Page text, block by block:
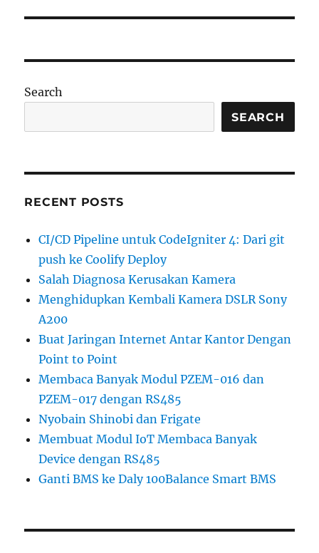
Search
SEARCH
RECENT POSTS
CI/CD Pipeline untuk CodeIgniter 4: Dari git
push ke Coolify Deploy
Salah Diagnosa Kerusakan Kamera
Menghidupkan Kembali Kamera DSLR Sony
A200
Buat Jaringan Internet Antar Kantor Dengan
Point to Point
Membaca Banyak Modul PZEM-016 dan
PZEM-017 dengan RS485
Nyobain Shinobi dan Frigate
Membuat Modul IoT Membaca Banyak
Device dengan RS485
Ganti BMS ke Daly 100Balance Smart BMS